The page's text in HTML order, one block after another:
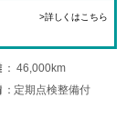
>詳しくはこちら
46,000km
定期点検整備付